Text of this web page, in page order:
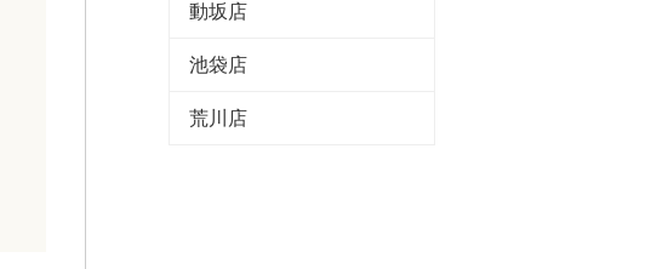
動坂店
池袋店
荒川店